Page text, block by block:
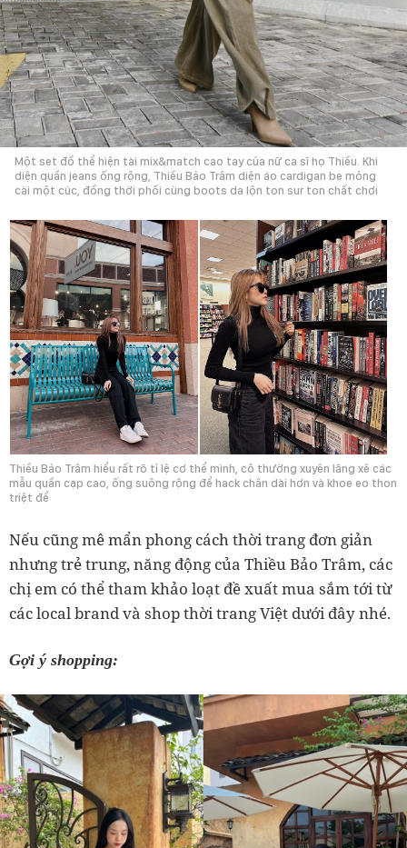
Một set đồ thể hiện tài mix&match cao tay của nữ ca sĩ họ Thiều. Khi
diện quần jeans ống rộng, Thiều Bảo Trâm diện áo cardigan be mỏng
cài một cúc, đồng thời phối cùng boots da lộn ton sur ton chất chơi
Thiều Bảo Trâm hiểu rất rõ tỉ lệ cơ thể mình, cô thường xuyên lăng xê các
mẫu quần cạp cao, ống suông rộng để hack chân dài hơn và khoe eo thon
triệt để
Nếu cũng mê mẩn phong cách thời trang đơn giản
nhưng trẻ trung, năng động của Thiều Bảo Trâm, các
chị em có thể tham khảo loạt đề xuất mua sắm tới từ
các local brand và shop thời trang Việt dưới đây nhé.
Gợi ý shopping: